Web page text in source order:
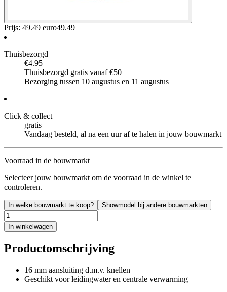
Prijs: 49.49 euro49.49
Thuisbezorgd
€4.95
Thuisbezorgd gratis vanaf €50
Bezorging tussen 10 augustus en 11 augustus
Click & collect
gratis
Vandaag besteld, al na een uur af te halen in jouw bouwmarkt
Voorraad in de bouwmarkt
Selecteer jouw bouwmarkt om de voorraad in de winkel te
controleren.
In welke bouwmarkt te koop? Showmodel bij andere bouwmarkten
In winkelwagen
Productomschrijving
16 mm aansluiting d.m.v. knellen
Geschikt voor leidingwater en centrale verwarming